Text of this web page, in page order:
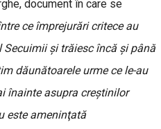
document în care se
ce împrejurări critece au
şi trăiesc încă şi până
dăunătoarele urme ce le-au
înainte asupra creştinilor
este ameninţată